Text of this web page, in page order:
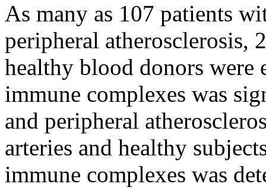
As many as 107 patients
peripheral atherosclerosis,
healthy blood donors were
immune complexes was
and peripheral
arteries and healthy
immune complexes was